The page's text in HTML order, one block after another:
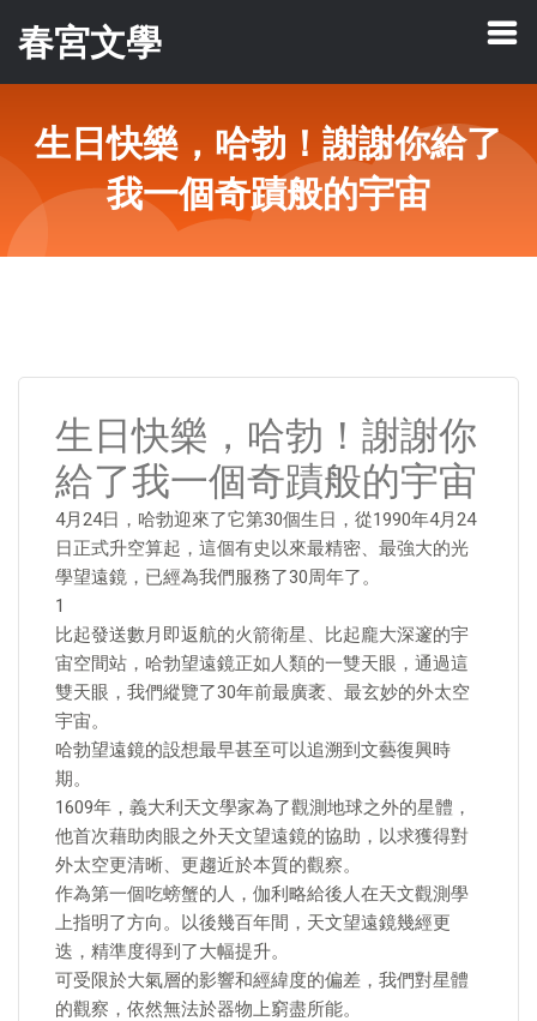
春宮文學
生日快樂，哈勃！謝謝你給了
我一個奇蹟般的宇宙
生日快樂，哈勃！謝謝你
給了我一個奇蹟般的宇宙
4月24日，哈勃迎來了它第30個生日，從1990年4月24
日正式升空算起，這個有史以來最精密、最強大的光
學望遠鏡，已經為我們服務了30周年了。
1
比起發送數月即返航的火箭衛星、比起龐大深邃的宇
宙空間站，哈勃望遠鏡正如人類的一雙天眼，通過這
雙天眼，我們縱覽了30年前最廣袤、最玄妙的外太空
宇宙。
哈勃望遠鏡的設想最早甚至可以追溯到文藝復興時
期。
1609年，義大利天文學家為了觀測地球之外的星體，
他首次藉助肉眼之外天文望遠鏡的協助，以求獲得對
外太空更清晰、更趨近於本質的觀察。
作為第一個吃螃蟹的人，伽利略給後人在天文觀測學
上指明了方向。以後幾百年間，天文望遠鏡幾經更
迭，精準度得到了大幅提升。
可受限於大氣層的影響和經緯度的偏差，我們對星體
的觀察，依然無法於器物上窮盡所能。